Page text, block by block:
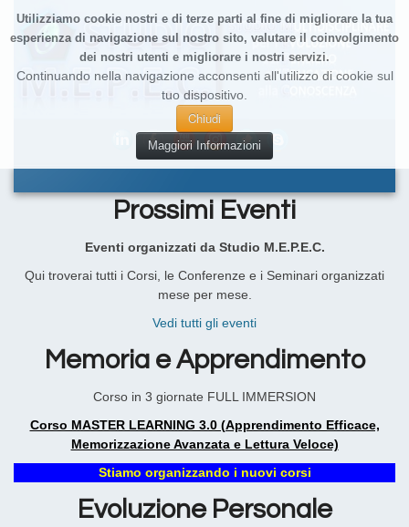
Utilizziamo cookie nostri e di terze parti al fine di migliorare la tua
esperienza di navigazione sul nostro sito, valutare il coinvolgimento
dei nostri utenti e migliorare i nostri servizi.
Continuando nella navigazione acconsenti all'utilizzo di cookie sul
tuo dispositivo.
Chiudi
Maggiori Informazioni
Prossimi Eventi
Eventi organizzati da Studio M.E.P.E.C.
Qui troverai tutti i Corsi, le Conferenze e i Seminari organizzati
mese per mese.
Vedi tutti gli eventi
Memoria e Apprendimento
Corso in 3 giornate FULL IMMERSION
Corso MASTER LEARNING 3.0 (Apprendimento Efficace,
Memorizzazione Avanzata e Lettura Veloce)
Stiamo organizzando i nuovi corsi
Evoluzione Personale